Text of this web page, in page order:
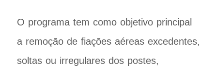
O programa tem como objetivo principal
a remoção de fiações aéreas excedentes,
soltas ou irregulares dos postes,